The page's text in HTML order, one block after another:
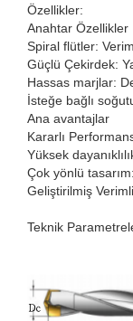
Özellikler:
Anahtar Özellikler
Spiral flütler:
Güçlü Çekirdek:
Hassas marjlar:
İsteğe bağlı
Ana avantajlar
Kararlı
Yüksek
Çok yönlü tasarım:
Geliştirilmiş
Teknik